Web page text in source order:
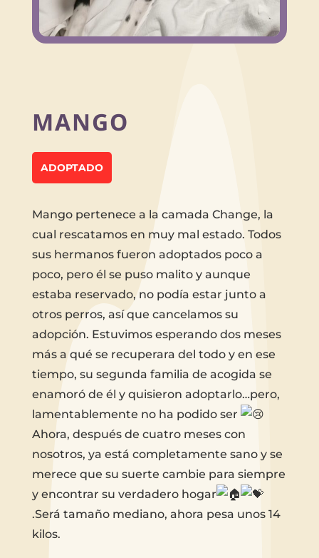
MANGO
ADOPTADO
Mango pertenece a la camada Change, la
cual rescatamos en muy mal estado. Todos
sus hermanos fueron adoptados poco a
poco, pero él se puso malito y aunque
estaba reservado, no podía estar junto a
otros perros, así que cancelamos su
adopción. Estuvimos esperando dos meses
más a qué se recuperara del todo y en ese
tiempo, su segunda familia de acogida se
enamoró de él y quisieron adoptarlo…pero,
lamentablemente no ha podido ser
Ahora, después de cuatro meses con
nosotros, ya está completamente sano y se
merece que su suerte cambie para siempre
y encontrar su verdadero hogar
.Será tamaño mediano, ahora pesa unos 14
kilos.